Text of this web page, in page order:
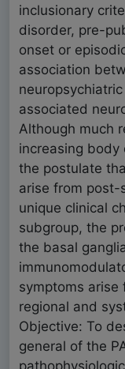
inclusionary
disorder, pre-
onset or
association
associated
Although much
increasing
the postulate
arise from post-
unique clinical
subgroup, the
the basal
symptoms arise
regional and
Objective: To
general of the